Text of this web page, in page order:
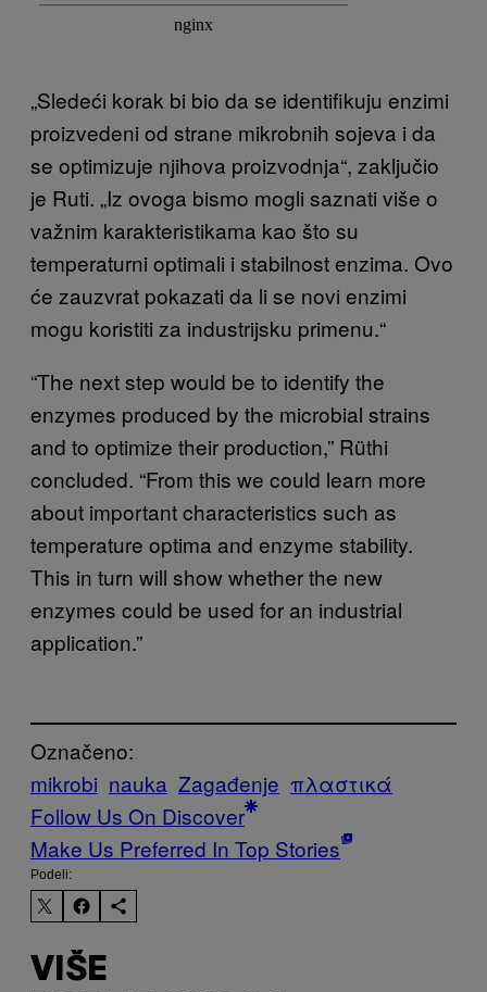
„Sledeći korak bi bio da se identifikuju enzimi
proizvedeni od strane mikrobnih sojeva i da
se optimizuje njihova proizvodnja“, zaključio
je Ruti. „Iz ovoga bismo mogli saznati više o
važnim karakteristikama kao što su
temperaturni optimali i stabilnost enzima. Ovo
će zauzvrat pokazati da li se novi enzimi
mogu koristiti za industrijsku primenu.“
“The next step would be to identify the
enzymes produced by the microbial strains
and to optimize their production,” Rüthi
concluded. “From this we could learn more
about important characteristics such as
temperature optima and enzyme stability.
This in turn will show whether the new
enzymes could be used for an industrial
application.”
Označeno:
mikrobi nauka Zagađenje πλαστικά
Follow Us On Discover
Make Us Preferred In Top Stories
Podeli:
VIŠE